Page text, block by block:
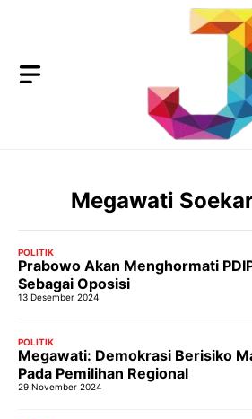
Megawati
POLITIK
Prabowo Akan Menghormati
Sebagai Oposisi
13 Desember 2024
POLITIK
Megawati: Demokrasi Berisiko
Pada Pemilihan Regional
29 November 2024